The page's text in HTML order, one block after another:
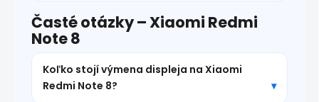
Časté otázky – Xiaomi Redmi
Note 8
Koľko stojí výmena displeja na Xiaomi
Redmi Note 8?